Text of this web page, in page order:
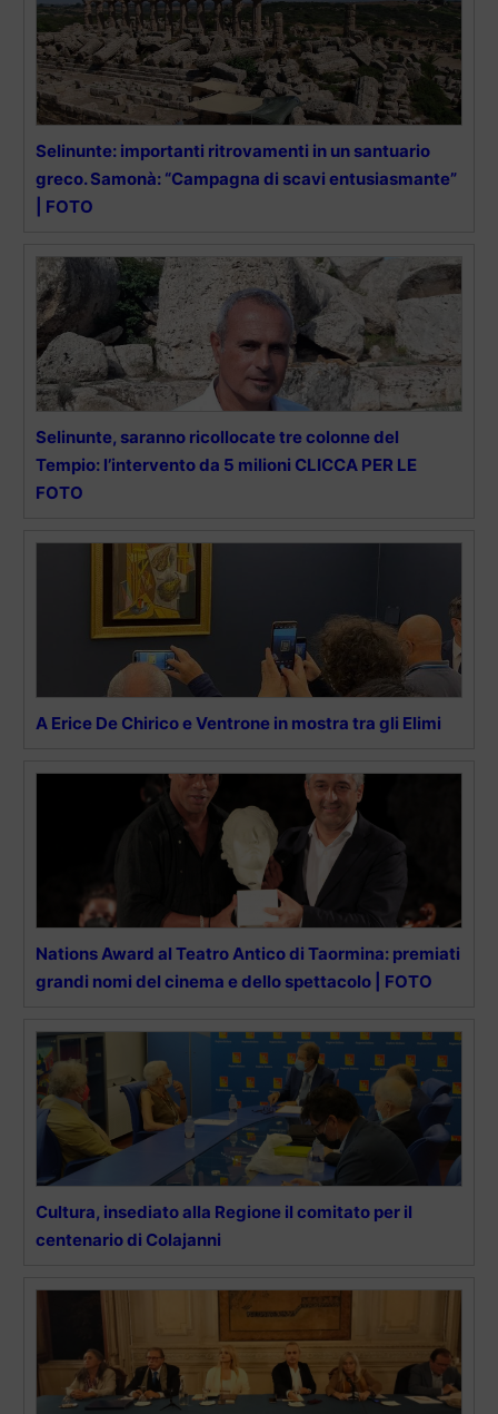
Selinunte: importanti ritrovamenti in un santuario
greco. Samonà: “Campagna di scavi entusiasmante”
| FOTO
Selinunte, saranno ricollocate tre colonne del
Tempio: l’intervento da 5 milioni CLICCA PER LE
FOTO
A Erice De Chirico e Ventrone in mostra tra gli Elimi
Nations Award al Teatro Antico di Taormina: premiati
grandi nomi del cinema e dello spettacolo | FOTO
Cultura, insediato alla Regione il comitato per il
centenario di Colajanni